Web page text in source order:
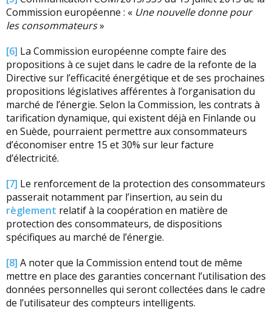
Commission européenne : « Une nouvelle donne pour
les consommateurs»
[6] La Commission européenne compte faire des
propositions à ce sujet dans le cadre de la refonte de la
Directive sur l’efficacité énergétique et de ses prochaines
propositions législatives afférentes à l’organisation du
marché de l’énergie. Selon la Commission, les contrats à
tarification dynamique, qui existent déjà en Finlande ou
en Suède, pourraient permettre aux consommateurs
d’économiser entre 15 et 30% sur leur facture
d’électricité.
[7] Le renforcement de la protection des consommateurs
passerait notamment par l’insertion, au sein du
règlement relatif à la coopération en matière de
protection des consommateurs, de dispositions
spécifiques au marché de l’énergie.
[8] A noter que la Commission entend tout de même
mettre en place des garanties concernant l’utilisation des
données personnelles qui seront collectées dans le cadre
de l’utilisateur des compteurs intelligents.